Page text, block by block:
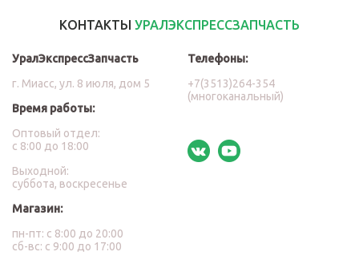
КОНТАКТЫ УРАЛЭКСПРЕССЗАПЧАСТЬ
УралЭкспрессЗапчасть
г. Миасс, ул. 8 июля, дом 5
Время работы:
Оптовый отдел:
с 8:00 до 18:00
Выходной:
суббота, воскресенье
Магазин:
пн-пт: с 8:00 до 20:00
сб-вс: с 9:00 до 17:00
Телефоны:
+7(3513)264-354
(многоканальный)